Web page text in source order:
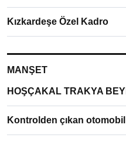
Kızkardeşe Özel Kadro
MANŞET
HOŞÇAKAL TRAKYA
Kontrolden çıkan